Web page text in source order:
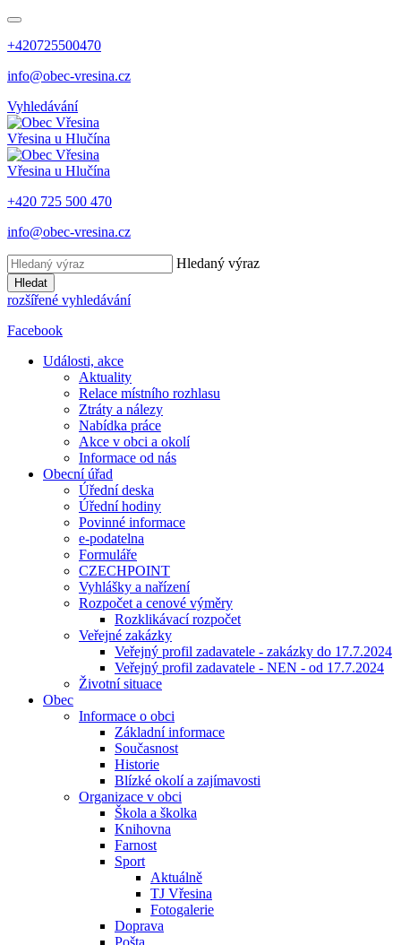
+420725500470
info@obec-vresina.cz
Vyhledávání
Vřesina u Hlučína
Vřesina u Hlučína
+420 725 500 470
info@obec-vresina.cz
Hledaný výraz
Hledat
rozšířené vyhledávání
Facebook
Události, akce
Aktuality
Relace místního rozhlasu
Ztráty a nálezy
Nabídka práce
Akce v obci a okolí
Informace od nás
Obecní úřad
Úřední deska
Úřední hodiny
Povinné informace
e-podatelna
Formuláře
CZECHPOINT
Vyhlášky a nařízení
Rozpočet a cenové výměry
Rozklikávací rozpočet
Veřejné zakázky
Veřejný profil zadavatele - zakázky do 17.7.2024
Veřejný profil zadavatele - NEN - od 17.7.2024
Životní situace
Obec
Informace o obci
Základní informace
Současnost
Historie
Blízké okolí a zajímavosti
Organizace v obci
Škola a školka
Knihovna
Farnost
Sport
Aktuálně
TJ Vřesina
Fotogalerie
Doprava
Pošta